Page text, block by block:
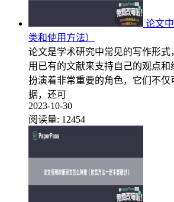
论文
类和使用方法）
论文是学术研究中常见的写作形式
用已有的文献来支持自己的观点
扮演着非常重要的角色，它们不仅
据，还可
2023-10-30
阅读量: 12454